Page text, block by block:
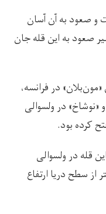
و صعود به آن آسان
صعود به این قله جان
در فرانسه،
«نوشاخ» در ولسوالی
کرده بود.
قله در ولسوالی
ولایت بدخشان ۷ هزار و ۴۰۲ متر از سطح دریا ارتفاع